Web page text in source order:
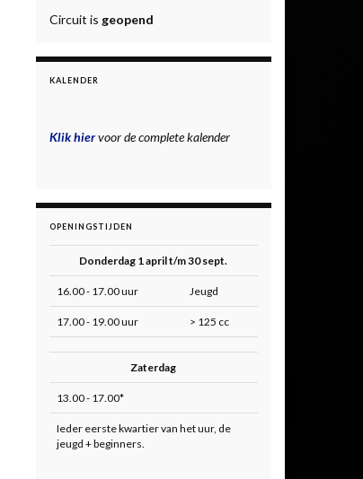
Circuit is geopend
KALENDER
Klik hiervoor de complete kalender
OPENINGSTIJDEN
Donderdag 1 april t/m 30 sept.
16.00 - 17.00 uur Jeugd
17.00 - 19.00 uur > 125 cc
Zaterdag
13.00 - 17.00*
Ieder eerste kwartier van het uur, de
jeugd + beginners.